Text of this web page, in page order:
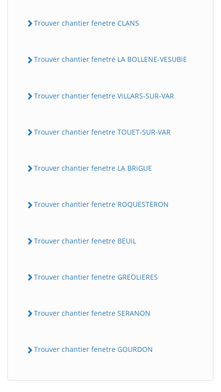
Trouver chantier fenetre CLANS
Trouver chantier fenetre LA BOLLENE-VESUBiE
Trouver chantier fenetre ViLLARS-SUR-VAR
Trouver chantier fenetre TOUET-SUR-VAR
Trouver chantier fenetre LA BRiGUE
Trouver chantier fenetre ROQUESTERON
Trouver chantier fenetre BEUiL
Trouver chantier fenetre GREOLiERES
Trouver chantier fenetre SERANON
Trouver chantier fenetre GOURDON